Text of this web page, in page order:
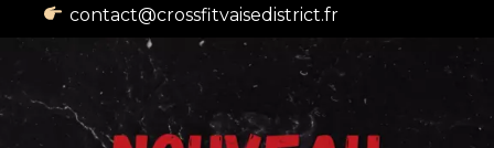
contact@crossfitvaisedistrict.fr